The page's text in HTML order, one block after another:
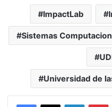
ImpactLab
Sistemas
Universidad de
LinkedIn